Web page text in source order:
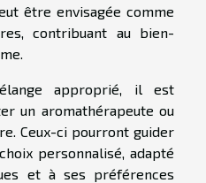
être envisagée comme
contribuant au bien-
approprié, il est
un aromathérapeute ou
Ceux-ci pourront guider
personnalisé, adapté
et à ses préférences